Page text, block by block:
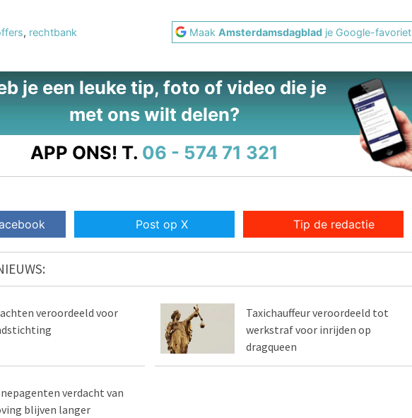
, rechtbank MaakAmsterdamsdagblad je Google-favoriet
je een leuke tip, foto of video die je
met ons wilt delen?
APP ONS! T. 06 - 574 71 321
Post op X Tip de redactie
veroordeeld voor
Taxichauffeur veroordeeld tot
werkstraf voor inrijden op
dragqueen
verdacht van
blijven langer